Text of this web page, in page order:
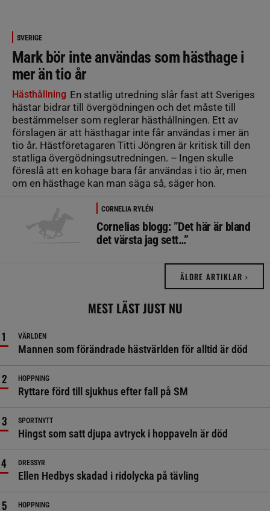
SVERIGE
Mark bör inte användas som hästhage i
mer än tio år
Hästhållning En statlig utredning slår fast att Sveriges
hästar bidrar till övergödningen och det måste till
bestämmelser som reglerar hästhållningen. Ett av
förslagen är att hästhagar inte får användas i mer än
tio år. Hästföretagaren Titti Jöngren är kritisk till den
statliga övergödningsutredningen. – Ingen skulle
föreslå att en kohage bara får användas i tio år, men
om en hästhage kan man säga så, säger hon.
CORNELIA RYLÉN
Cornelias blogg: ”Det här är bland
det värsta jag sett…”
ÄLDRE ARTIKLAR ›
MEST LÄST JUST NU
VÄRLDEN
Mannen som förändrade hästvärlden för alltid är död
HOPPNING
Ryttare förd till sjukhus efter fall på SM
SPORTNYTT
Hingst som satt djupa avtryck i hoppaveln är död
DRESSYR
Ellen Hedbys skadad i ridolycka på tävling
HOPPNING